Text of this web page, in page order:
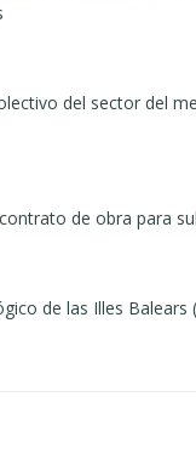
del sector del
de obra para
de las Illes Balears